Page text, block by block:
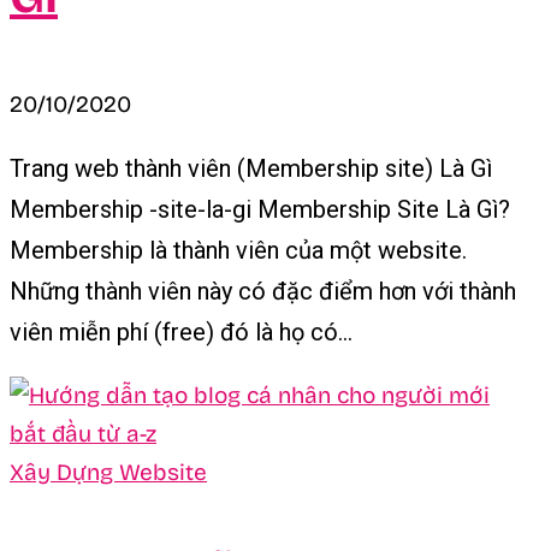
20/10/2020
Trang web thành viên (Membership site) Là Gì
Membership -site-la-gi Membership Site Là Gì?
Membership là thành viên của một website.
Những thành viên này có đặc điểm hơn với thành
viên miễn phí (free) đó là họ có...
Xây Dựng Website